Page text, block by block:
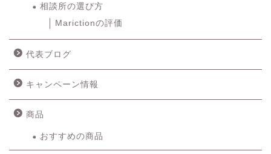
相談所の選び方
Marictionの評価
代表ブログ
キャンペーン情報
商品
おすすめの商品